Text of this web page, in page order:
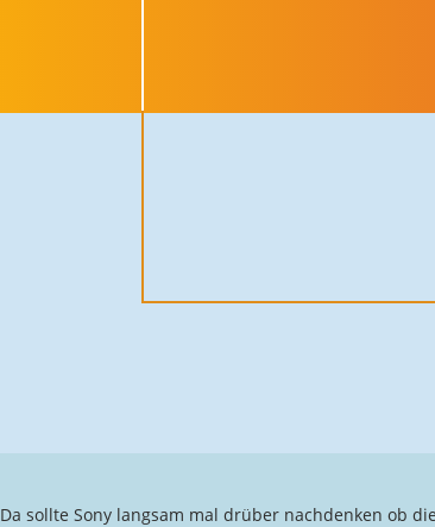
Da sollte Sony langsam mal drüber nachdenken ob